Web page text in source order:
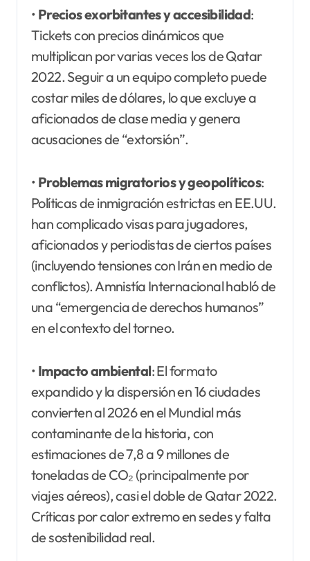
• Precios exorbitantes y accesibilidad:
Tickets con precios dinámicos que
multiplican por varias veces los de Qatar
2022. Seguir a un equipo completo puede
costar miles de dólares, lo que excluye a
aficionados de clase media y genera
acusaciones de “extorsión”.
• Problemas migratorios y geopolíticos:
Políticas de inmigración estrictas en EE.UU.
han complicado visas para jugadores,
aficionados y periodistas de ciertos países
(incluyendo tensiones con Irán en medio de
conflictos). Amnistía Internacional habló de
una “emergencia de derechos humanos”
en el contexto del torneo.
• Impacto ambiental: El formato
expandido y la dispersión en 16 ciudades
convierten al 2026 en el Mundial más
contaminante de la historia, con
estimaciones de 7,8 a 9 millones de
toneladas de CO₂ (principalmente por
viajes aéreos), casi el doble de Qatar 2022.
Críticas por calor extremo en sedes y falta
de sostenibilidad real.